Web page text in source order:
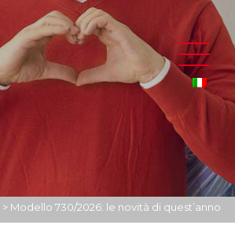
> Modello 730/2026: le novità di quest’anno